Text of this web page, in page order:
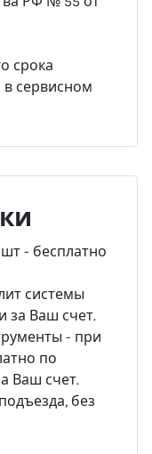
срока
сервисном
- бесплатно
системы
за Ваш счет.
- при
по
Ваш счет.
без